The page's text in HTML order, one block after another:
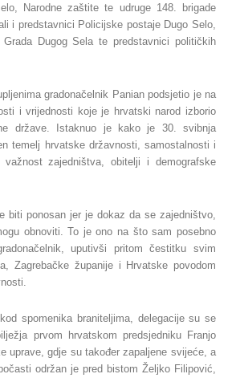
Narodne zaštite te udruge 148. brigade
i predstavnici Policijske postaje Dugo Selo,
Grada Dugog Sela te predstavnici političkih
gradonačelnik Panian podsjetio je na
i vrijednosti koje je hrvatski narod izborio
države. Istaknuo je kako je 30. svibnja
temelj hrvatske državnosti, samostalnosti i
zajedništva, obitelji i demografske
biti ponosan jer je dokaz da se zajedništvo,
obnoviti. To je ono na što sam posebno
uputivši pritom čestitku svim
Zagrebačke županije i Hrvatske povodom
spomenika braniteljima, delegacije su se
prvom hrvatskom predsjedniku Franjo
uprave, gdje su također zapaljene svijeće, a
održan je pred bistom Željko Filipović,